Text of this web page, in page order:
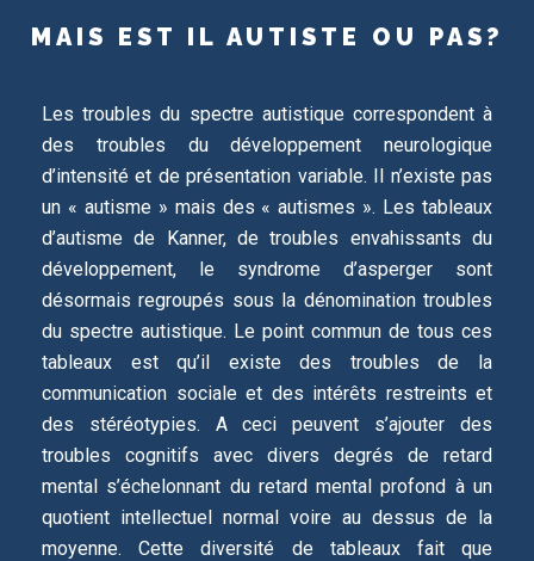
MAIS EST IL AUTISTE OU PAS?
Les troubles du spectre autistique correspondent à
des troubles du développement neurologique
d’intensité et de présentation variable. Il n’existe pas
un « autisme » mais des « autismes ». Les tableaux
d’autisme de Kanner, de troubles envahissants du
développement, le syndrome d’asperger sont
désormais regroupés sous la dénomination troubles
du spectre autistique. Le point commun de tous ces
tableaux est qu’il existe des troubles de la
communication sociale et des intérêts restreints et
des stéréotypies. A ceci peuvent s’ajouter des
troubles cognitifs avec divers degrés de retard
mental s’échelonnant du retard mental profond à un
quotient intellectuel normal voire au dessus de la
moyenne. Cette diversité de tableaux fait que